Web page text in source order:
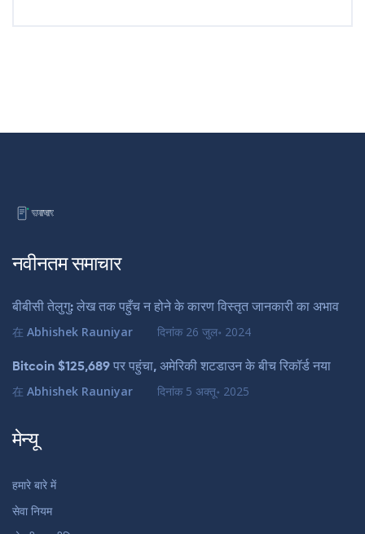
नवीनतम समाचार
बीबीसी तेलुगु: लेख तक पहुँच न होने के कारण विस्तृत जानकारी का अभाव
在 Abhishek Rauniyar दिनांक 26 जुल॰ 2024
Bitcoin $125,689 पर पहुंचा, अमेरिकी शटडाउन के बीच रिकॉर्ड नया
在 Abhishek Rauniyar दिनांक 5 अक्तू॰ 2025
मेन्यू
हमारे बारे में
सेवा नियम